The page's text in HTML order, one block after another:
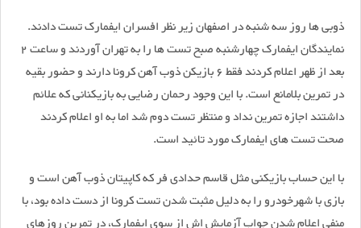
ذوبی ها روز سه شنبه در اصفهان زیر نظر افسران ایفمارک تست دادند.
نمایندگان ایفمارک چهارشنبه صبح تست ها را به تهران آوردند و ساعت 2
بعد از ظهر اعلام کردند فقط 6 بازیکن ذوب آهن کرونا دارند و حضور بقیه
در تمرین بلامانع است. با این وجود رحمان رضایی به بازیکنانی که علائم
داشتند اجازه تمرین نداد و منتظر تست دوم شد اما به او اعلام کردند
صحت تست های ایفمارک مورد تائید است.
با این حساب بازیکنی مثل قاسم حدادی فر که کاپیتان ذوب آهن است و
بازی با شهرخودرو را به دلیل مثبت شدن تست کرونا از دست داده بود، با
منفی اعلام شدن جواب آزمایش اش از سوی ایفمارک، در تمرین روزهای